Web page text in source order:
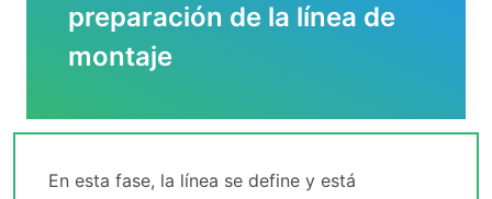
preparación de la línea de
montaje
En esta fase, la línea se define y está